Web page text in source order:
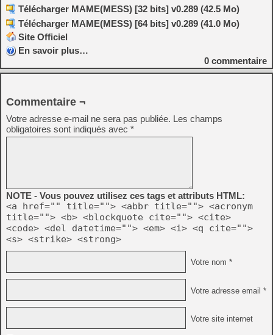
Télécharger MAME(MESS) [32 bits] v0.289 (42.5 Mo)
Télécharger MAME(MESS) [64 bits] v0.289 (41.0 Mo)
Site Officiel
En savoir plus…
0 commentaire
Commentaire ¬
Votre adresse e-mail ne sera pas publiée. Les champs
obligatoires sont indiqués avec *
NOTE - Vous pouvez utilisez ces tags et attributs HTML:
<a href="" title=""> <abbr title=""> <acronym
title=""> <b> <blockquote cite=""> <cite>
<code> <del datetime=""> <em> <i> <q cite="">
<s> <strike> <strong>
Votre nom *
Votre adresse email *
Votre site internet